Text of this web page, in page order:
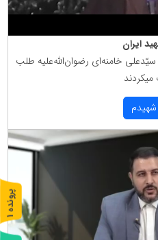
ایران
خامنه‌ای رضوان‌الله‌علیه طلب
شهیدم
پ
ر
و
ن
د
ه
1